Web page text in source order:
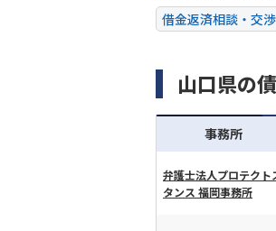
借金返済相談・交渉
闇金
山口県の
横スクロール可能
事務所
弁護士法人プロテクト
タンス 福岡事務所